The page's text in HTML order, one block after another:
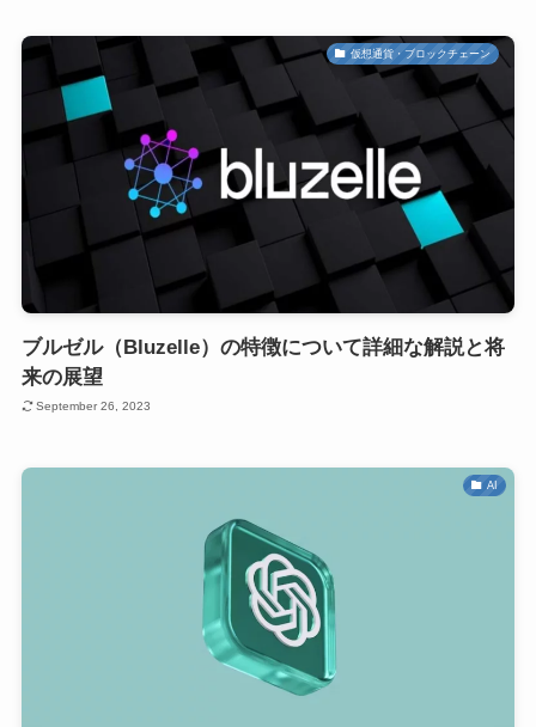
仮想通貨・ブロックチェーン
ブルゼル（Bluzelle）の特徴について詳細な解説と将
来の展望
September 26, 2023
AI